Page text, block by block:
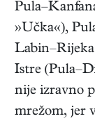
»Učka«),
Labin–Rijeka
Istre
nije izravno
mrežom, jer